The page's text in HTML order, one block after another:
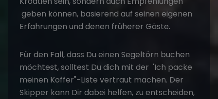
geben können, basierend auf seinen eigenen
Erfahrungen und denen früherer Gäste.
Für den Fall, dass Du einen Segeltörn buchen
möchtest, solltest Du dich mit der 'Ich packe
meinen Koffer"-Liste vertraut machen. Der
Skipper kann Dir dabei helfen, zu entscheiden,